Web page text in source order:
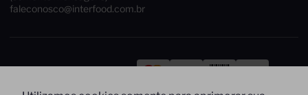
faleconosco@interfood.com.br